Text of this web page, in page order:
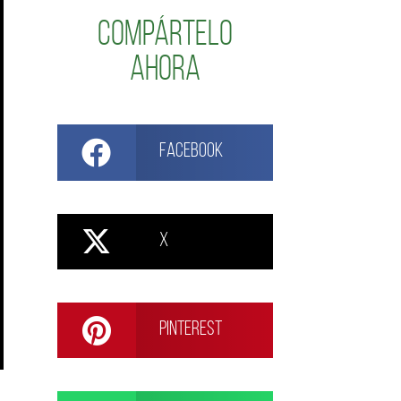
Compártelo
ahora
Facebook
X
Pinterest